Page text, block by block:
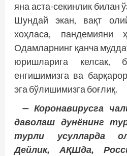
яна аста-секинлик билан
Шундай экан, вақт
хоҳласа, пандемияни
Одамларнинг қанча
юриш­ларига келсак,
енгишимизга ва
эга бўлишимизга боғлиқ.
— Коронавирусга
даволаш дунёнинг
турли усулларда
Дейлик, АҚШда,